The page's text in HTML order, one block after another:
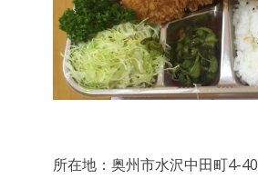
所在地：奥州市水沢中田町4-40